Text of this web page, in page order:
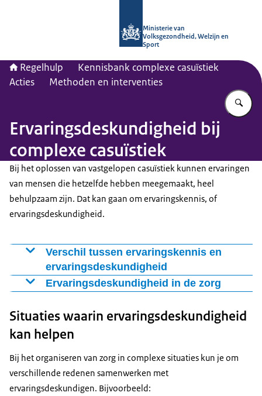
Ministerie van
Volksgezondheid, Welzijn en
Sport
Regelhulp
Kennisbank complexe casuïstiek
Acties
Methoden en interventies
Ervaringsdeskundigheid bij
complexe casuïstiek
Bij het oplossen van vastgelopen casuïstiek kunnen ervaringen
van mensen die hetzelfde hebben meegemaakt, heel
behulpzaam zijn. Dat kan gaan om ervaringskennis, of
ervaringsdeskundigheid.
Verschil tussen ervaringskennis en
ervaringsdeskundigheid
Ervaringskenns
Daarvoor is nodig dat iemand leert van diens
ervaringen.
Eigen ervaringen zijn niet direct algemene kennis, want
wat voor de een geldt hoeft niet voor een ander te
gelden. Daarom is een onderscheid tussen individuele
Ervaringsdeskundigheid in de zorg
over:
Deskundig omgaan met het eigen lichaam, geest,
gedrag, manieren van doen, het eigen leven en eigen
herstel
proces.
Deskundig omgaan met hulpverleners,
Situaties waarin ervaringsdeskundigheid
kan helpen
Bij het organiseren van zorg in complexe situaties kun je om
verschillende redenen samenwerken met
ervaringsdeskundigen. Bijvoorbeeld: